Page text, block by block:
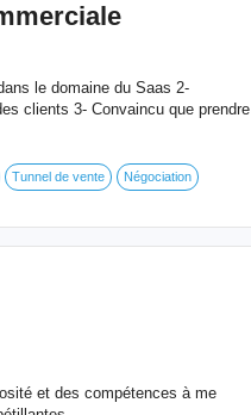
le domaine du Saas 2-
clients 3- Convaincu que prendre
Tunnel de vente Négociation
et des compétences à me